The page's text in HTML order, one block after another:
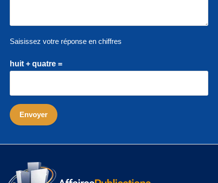
Saisissez votre réponse en chiffres
huit + quatre =